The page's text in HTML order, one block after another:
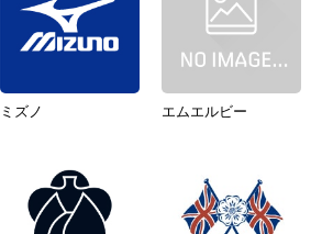
ミズノ エムエルビー